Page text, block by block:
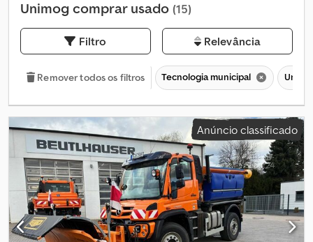
Unimog comprar usado (15)
Filtro Relevância
Remover todos os filtros Tecnologia municipal
Anúncio classificado